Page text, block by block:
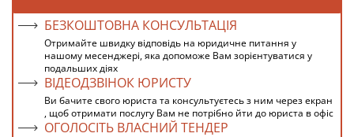
БЕЗКОШТОВНА КОНСУЛЬТАЦІЯ
Отримайте швидку відповідь на юридичне питання у
нашому месенджері, яка допоможе Вам зорієнтуватися у
подальших діях
ВІДЕОДЗВІНОК ЮРИСТУ
Ви бачите свого юриста та консультуєтесь з ним через екран
, щоб отримати послугу Вам не потрібно йти до юриста в офіс
ОГОЛОСІТЬ ВЛАСНИЙ ТЕНДЕР